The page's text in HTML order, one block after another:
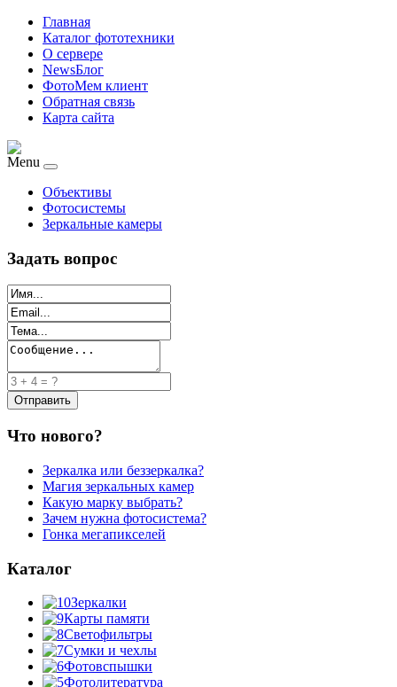
Главная
Каталог фототехники
О сервере
NewsБлог
ФотоМем клиент
Обратная связь
Карта сайта
Menu
Объективы
Фотосистемы
Зеркальные камеры
Задать вопрос
Что нового?
Зеркалка или беззеркалка?
Магия зеркальных камер
Какую марку выбрать?
Зачем нужна фотосистема?
Гонка мегапикселей
Каталог
Зеркалки
Карты памяти
Светофильтры
Сумки и чехлы
Фотовспышки
Фотолитература